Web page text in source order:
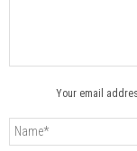
Your email